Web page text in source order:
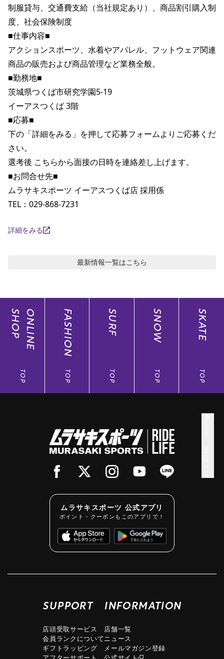
制服貸与、交通費支給（当社規定あり）、商品割引購入制
度、社会保険制度
■仕事内容■
アクションスポーツ、水着やアパレル、フットウェア関連
商品の販売および商品管理など業務全般。
■勤務地■
茨城県つくば市研究学園5-19
イーアスつくば 3階
■応募■
下の「詳細をみる」を押して応募フォームよりご応募くだ
さい。
選考後 こちらから面接の日時を連絡差し上げます。
■お問合せ先■
ムラサキスポーツ イーアスつくば店 採用係
TEL：029-868-7231
詳細をみる
最新情報一覧はこちら
ONLINE
SHOP
TOP
FASHION
TOP
SURF
TOP
SNOW
TOP
SKATE
TOP
ムラサキスポーツ 公式アプリ
ポイント・クーポンもこのアプリで！
SUPPORT
店頭受取サービス
会員ランクについて
ギフトラッピング
INFORMATION
店舗一覧
ニュース
メールマガジン登録